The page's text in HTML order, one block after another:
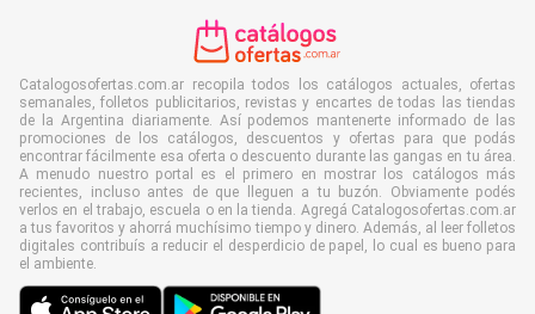
Catalogosofertas.com.ar recopila todos los catálogos actuales, ofertas
semanales, folletos publicitarios, revistas y encartes de todas las tiendas
de la Argentina diariamente. Así podemos mantenerte informado de las
promociones de los catálogos, descuentos y ofertas para que podás
encontrar fácilmente esa oferta o descuento durante las gangas en tu área.
A menudo nuestro portal es el primero en mostrar los catálogos más
recientes, incluso antes de que lleguen a tu buzón. Obviamente podés
verlos en el trabajo, escuela o en la tienda. Agregá Catalogosofertas.com.ar
a tus favoritos y ahorrá muchísimo tiempo y dinero. Además, al leer folletos
digitales contribuís a reducir el desperdicio de papel, lo cual es bueno para
el ambiente.